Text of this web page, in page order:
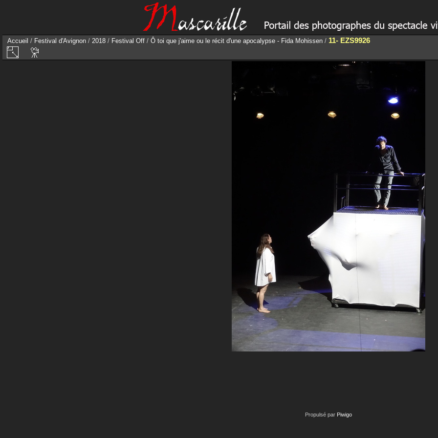
Accueil / Festival d'Avignon / 2018 / Festival Off / Ô toi que j'aime ou le récit d'une apocalypse - Fida Mohissen / 11- EZS9926
Propulsé par Piwigo